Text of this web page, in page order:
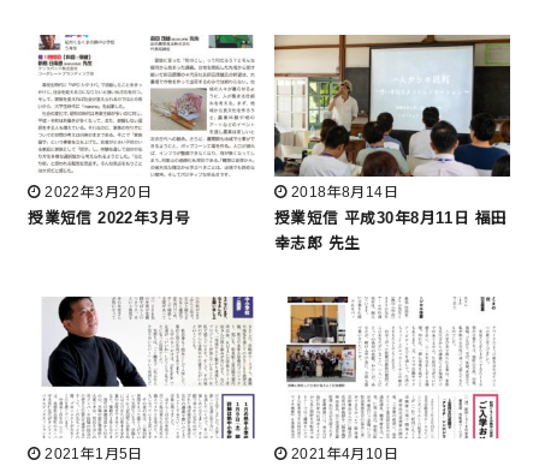
2022年3月20日
授業短信 2022年3月号
2018年8月14日
授業短信 平成30年8月11日 福田
幸志郎 先生
2021年1月5日
2021年4月10日